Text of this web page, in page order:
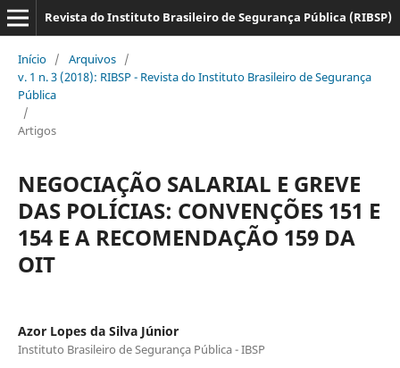
Revista do Instituto Brasileiro de Segurança Pública (RIBSP)
Início / Arquivos /
v. 1 n. 3 (2018): RIBSP - Revista do Instituto Brasileiro de Segurança
Pública
/
Artigos
NEGOCIAÇÃO SALARIAL E GREVE
DAS POLÍCIAS: CONVENÇÕES 151 E
154 E A RECOMENDAÇÃO 159 DA
OIT
Azor Lopes da Silva Júnior
Instituto Brasileiro de Segurança Pública - IBSP